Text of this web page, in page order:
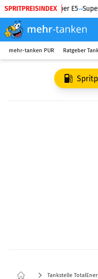
SPRITPREISINDEX
Diesel Super E5
mehr-tanken PUR Ratgeber
Tankstelle